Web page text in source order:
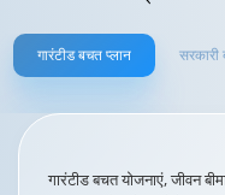
गारंटीड बचत प्लान सरकारी
गारंटीड बचत योजनाएं, जीवन